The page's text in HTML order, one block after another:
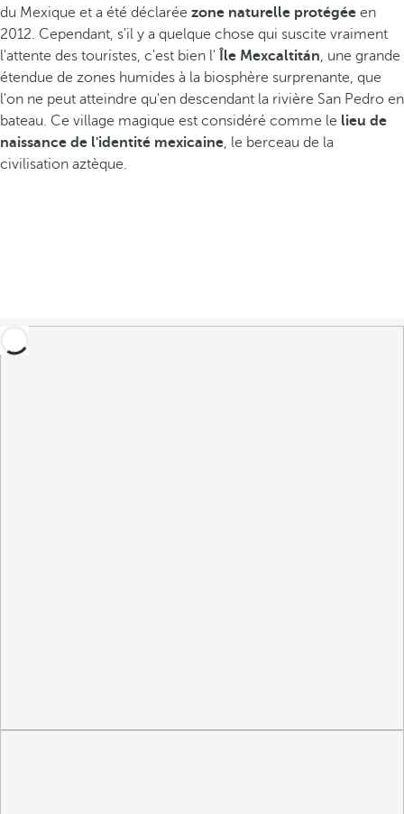
du Mexique et a été déclarée zone naturelle protégée en
2012. Cependant, s'il y a quelque chose qui suscite vraiment
l'attente des touristes, c'est bien l' Île Mexcaltitán, une grande
étendue de zones humides à la biosphère surprenante, que
l'on ne peut atteindre qu'en descendant la rivière San Pedro en
bateau. Ce village magique est considéré comme le lieu de
naissance de l'identité mexicaine, le berceau de la
civilisation aztèque.